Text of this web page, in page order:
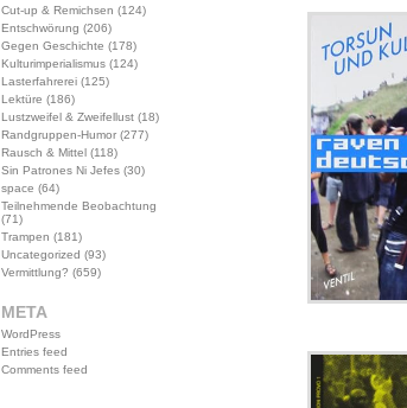
Cut-up & Remichsen (124)
Entschwörung (206)
Gegen Geschichte (178)
Kulturimperialismus(124)
Lasterfahrerei(125)
Lektüre (186)
Lustzweifel & Zweifellust(18)
Randgruppen-Humor(277)
Rausch & Mittel(118)
Sin Patrones Ni Jefes(30)
space (64)
Teilnehmende Beobachtung
(71)
Trampen (181)
Uncategorized (93)
Vermittlung? (659)
META
WordPress
Entries feed
Comments feed